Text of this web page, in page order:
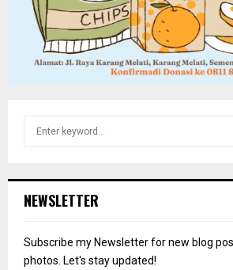
h
o
r
NEWSLETTER
Subscribe my Newsletter for new blog
photos. Let's stay updated!